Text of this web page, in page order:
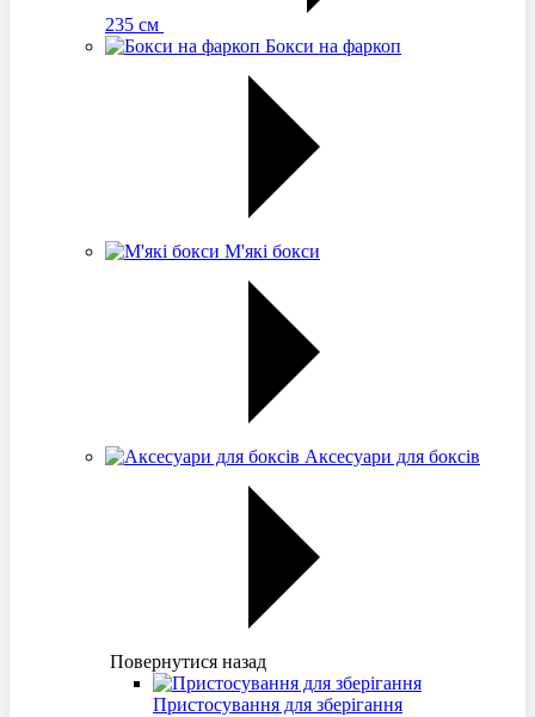
235 см
Бокси на фаркоп
М'які бокси
Аксесуари для боксів
Повернутися назад
Пристосування для зберігання